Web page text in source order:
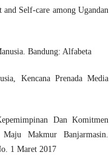
Self-care among Ugandan
Bandung: Alfabeta
Kencana Prenada Media
Dan Komitmen
Maju Makmur Banjarmasin.
1 Maret 2017